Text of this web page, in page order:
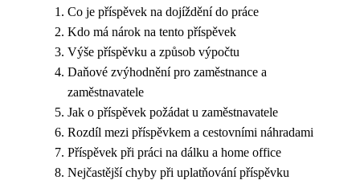
Co je příspěvek na dojíždění do práce
Kdo má nárok na tento příspěvek
Výše příspěvku a způsob výpočtu
Daňové zvýhodnění pro zaměstnance a
zaměstnavatele
Jak o příspěvek požádat u zaměstnavatele
Rozdíl mezi příspěvkem a cestovními náhradami
Příspěvek při práci na dálku a home office
Nejčastější chyby při uplatňování příspěvku